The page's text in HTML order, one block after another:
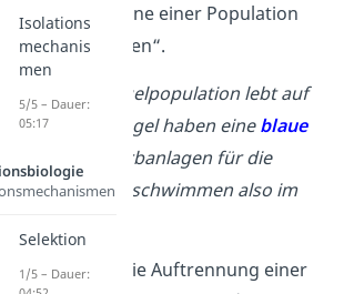
alle Gene einer Population
schwimmen“.
: Eine Vogelpopulation lebt auf
Insel. Die Vögel haben eineblaue
Die Erbanlagen für die
Federfarbe schwimmen also im
2: Durch die Auftrennung einer
Isolations
mechanis
men
5/5 – Dauer:
05:17
Selektion
1/5 – Dauer: